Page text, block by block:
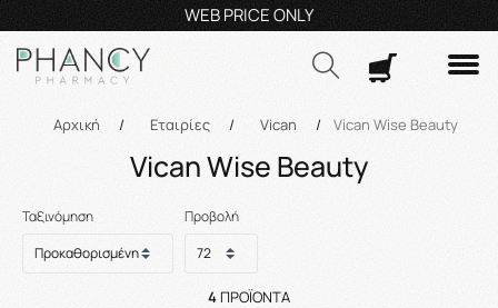
ONLY Τηλεφωνικές Παραγγελίες: 23210
Αρχική / Εταιρίες / Vican / Vican Wise Beauty
Vican Wise Beauty
Ταξινόμηση Προβολή
4ΠΡΟΪΌΝΤΑ